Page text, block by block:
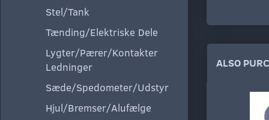
Stel/Tank
Tænding/Elektriske Dele
Lygter/Pærer/Kontakter
Ledninger
Sæde/Spedometer/Udstyr
Hjul/Bremser/Alufælge
ALSO